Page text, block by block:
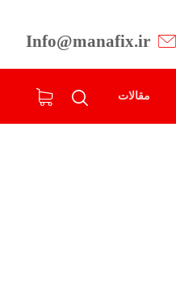
Info@manafix.ir
مقالات